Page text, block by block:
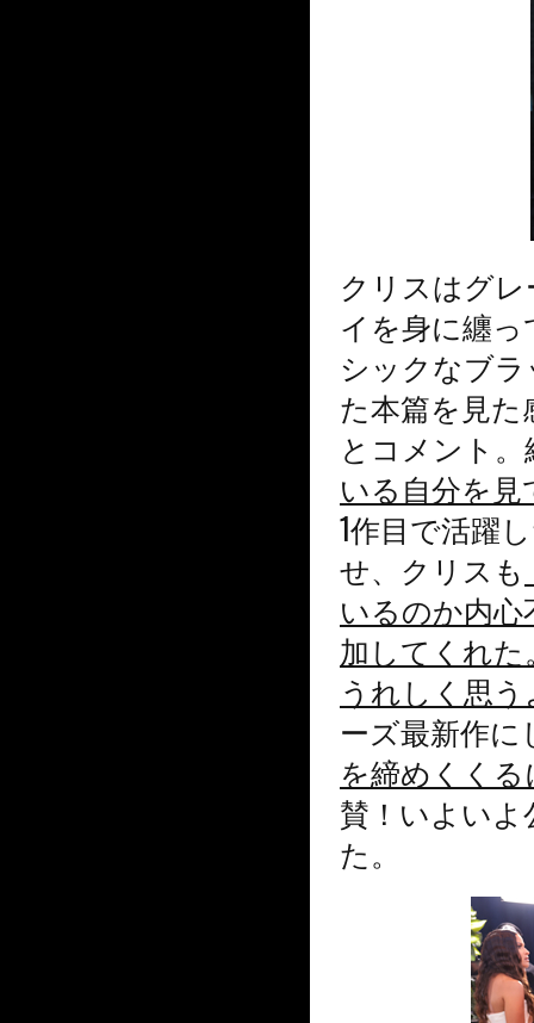
クリスはグ
イを身に纏っ
シックなブ
た本篇を見
とコメント
いる自分を
1作目で活躍
せ、クリスも
いるのか内
加してくれ
うれしく思
ーズ最新作
を締めくく
賛！いよい
た。